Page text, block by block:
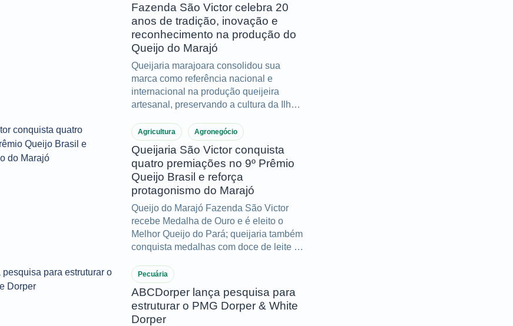
Fazenda São Victor celebra 20
anos de tradição, inovação e
reconhecimento na produção do
Queijo do Marajó
Queijaria marajoara consolidou sua
marca como referência nacional e
internacional na produção queijeira
artesanal, preservando a cultura da Ilha
conquistas ao longo de duas décadas
Agricultura Agronegócio
Queijaria São Victor conquista
quatro premiações no 9º Prêmio
Queijo Brasil e reforça
protagonismo do Marajó
Queijo do Marajó Fazenda São Victor
recebe Medalha de Ouro e é eleito o
Melhor Queijo do Pará; queijaria também
conquista medalhas com doce de leite e
Pecuária
ABCDorper lança pesquisa para
estruturar o PMG Dorper & White
Dorper